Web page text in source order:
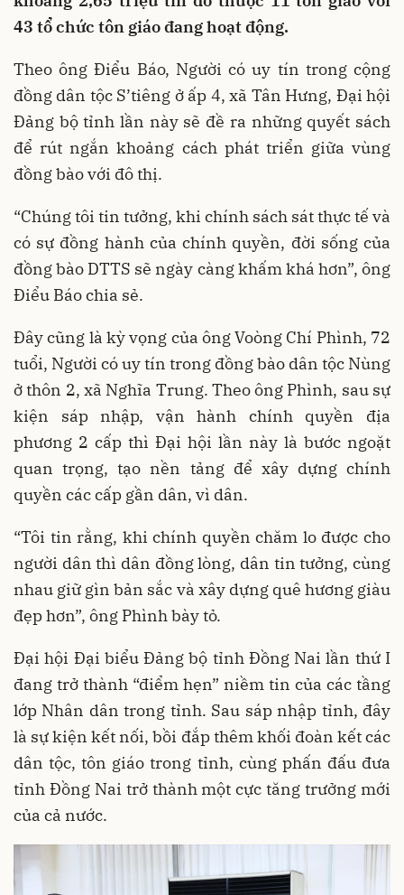
43 tổ chức tôn giáo đang hoạt động.
Theo ông Điểu Báo, Người có uy tín trong cộng
đồng dân tộc S’tiêng ở ấp 4, xã Tân Hưng, Đại hội
Đảng bộ tỉnh lần này sẽ đề ra những quyết sách
để rút ngắn khoảng cách phát triển giữa vùng
đồng bào với đô thị.
“Chúng tôi tin tưởng, khi chính sách sát thực tế và
có sự đồng hành của chính quyền, đời sống của
đồng bào DTTS sẽ ngày càng khấm khá hơn”, ông
Điểu Báo chia sẻ.
Đây cũng là kỳ vọng của ông Voòng Chí Phình, 72
tuổi, Người có uy tín trong đồng bào dân tộc Nùng
ở thôn 2, xã Nghĩa Trung. Theo ông Phình, sau sự
kiện sáp nhập, vận hành chính quyền địa
phương 2 cấp thì Đại hội lần này là bước ngoặt
quan trọng, tạo nền tảng để xây dựng chính
quyền các cấp gần dân, vì dân.
“Tôi tin rằng, khi chính quyền chăm lo được cho
người dân thì dân đồng lòng, dân tin tưởng, cùng
nhau giữ gìn bản sắc và xây dựng quê hương giàu
đẹp hơn”, ông Phình bày tỏ.
Đại hội Đại biểu Đảng bộ tỉnh Đồng Nai lần thứ I
đang trở thành “điểm hẹn” niềm tin của các tầng
lớp Nhân dân trong tỉnh. Sau sáp nhập tỉnh, đây
là sự kiện kết nối, bồi đắp thêm khối đoàn kết các
dân tộc, tôn giáo trong tỉnh, cùng phấn đấu đưa
tỉnh Đồng Nai trở thành một cực tăng trưởng mới
của cả nước.